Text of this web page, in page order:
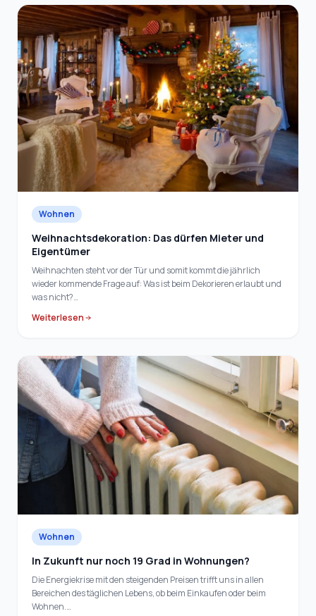
Wohnen
Weihnachtsdekoration: Das dürfen Mieter und
Eigentümer
Weihnachten steht vor der Tür und somit kommt die jährlich
wieder kommende Frage auf: Was ist beim Dekorieren erlaubt und
was nicht?…
Weiterlesen
Wohnen
In Zukunft nur noch 19 Grad in Wohnungen?
Die Energiekrise mit den steigenden Preisen trifft uns in allen
Bereichen des täglichen Lebens, ob beim Einkaufen oder beim
Wohnen.…